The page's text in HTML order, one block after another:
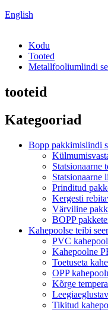
English
Kodu
Tooted
Metallfooliumlindi
tooteid
Kategooriad
Bopp pakkimislindi
Statsionaarne
Statsionaarne
Prinditud
Kergesti
Värviline
BOPP
Kahepoolse teibi
PVC
Kahepoolne
Toetuseta
OPP
Kõrge
Tikitud